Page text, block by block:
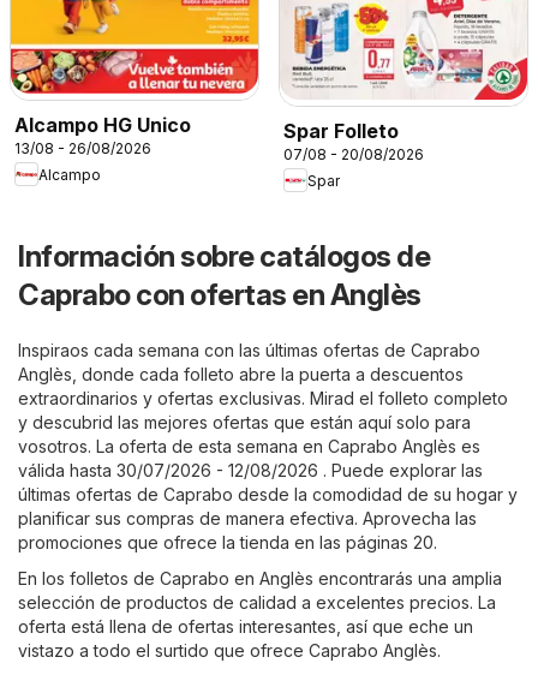
Alcampo HG Unico
13/08 - 26/08/2026
Alcampo
Spar Folleto
07/08 - 20/08/2026
Spar
Información sobre catálogos de
Caprabo con ofertas en Anglès
Inspiraos cada semana con las últimas ofertas de Caprabo
Anglès, donde cada folleto abre la puerta a descuentos
extraordinarios y ofertas exclusivas. Mirad el folleto completo
y descubrid las mejores ofertas que están aquí solo para
vosotros. La oferta de esta semana en Caprabo Anglès es
válida hasta 30/07/2026 - 12/08/2026 . Puede explorar las
últimas ofertas de Caprabo desde la comodidad de su hogar y
planificar sus compras de manera efectiva. Aprovecha las
promociones que ofrece la tienda en las páginas 20.
En los folletos de Caprabo en Anglès encontrarás una amplia
selección de productos de calidad a excelentes precios. La
oferta está llena de ofertas interesantes, así que eche un
vistazo a todo el surtido que ofrece Caprabo Anglès.